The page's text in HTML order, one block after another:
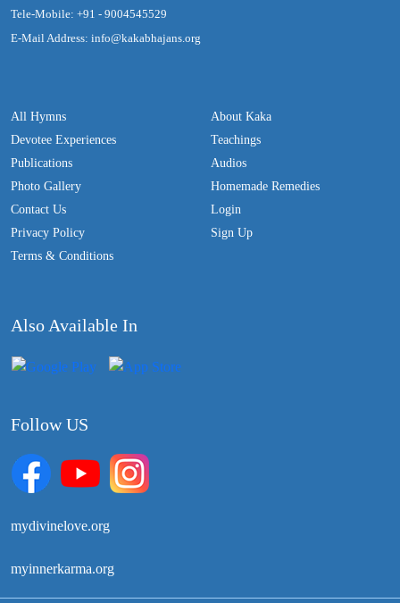
Tele-Mobile: +91 - 9004545529
E-Mail Address: info@kakabhajans.org
All Hymns
Devotee Experiences
Publications
Photo Gallery
Contact Us
Privacy Policy
Terms & Conditions
About Kaka
Teachings
Audios
Homemade Remedies
Login
Sign Up
Also Available In
Follow US
mydivinelove.org
myinnerkarma.org